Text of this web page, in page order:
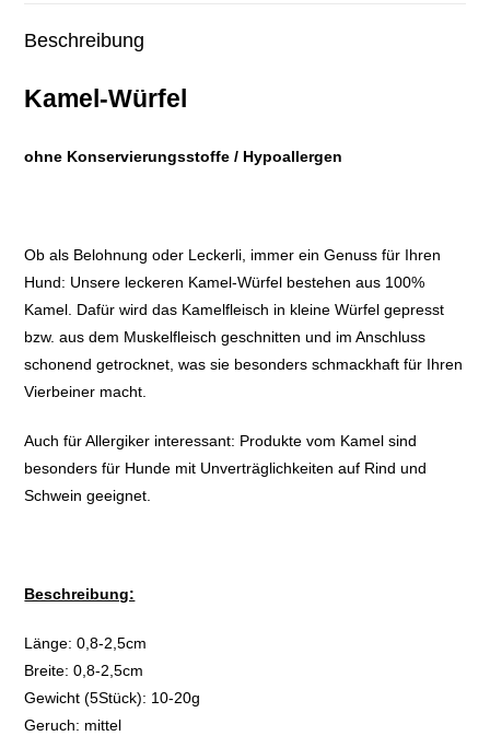
Beschreibung
Kamel-Würfel
ohne Konservierungsstoffe / Hypoallergen
Ob als Belohnung oder Leckerli, immer ein Genuss für Ihren
Hund: Unsere leckeren Kamel-Würfel bestehen aus 100%
Kamel. Dafür wird das Kamelfleisch in kleine Würfel gepresst
bzw. aus dem Muskelfleisch geschnitten und im Anschluss
schonend getrocknet, was sie besonders schmackhaft für Ihren
Vierbeiner macht.
Auch für Allergiker interessant: Produkte vom Kamel sind
besonders für Hunde mit Unverträglichkeiten auf Rind und
Schwein geeignet.
Beschreibung:
Länge: 0,8-2,5cm
Breite: 0,8-2,5cm
Gewicht (5Stück): 10-20g
Geruch: mittel